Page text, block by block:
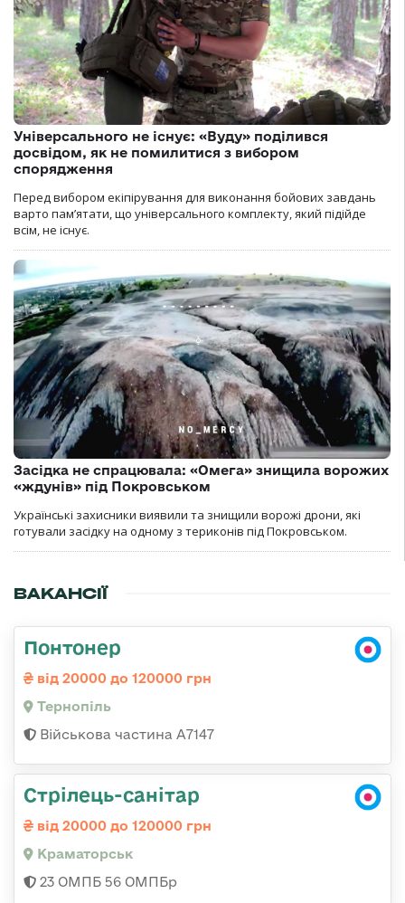
Універсального не існує: «Вуду» поділився
досвідом, як не помилитися з вибором
спорядження
Перед вибором екіпірування для виконання бойових завдань
варто пам’ятати, що універсального комплекту, який підійде
всім, не існує.
Засідка не спрацювала: «Омега» знищила ворожих
«ждунів» під Покровськом
Українські захисники виявили та знищили ворожі дрони, які
готували засідку на одному з териконів під Покровськом.
ВАКАНСІЇ
Понтонер
від 20000 до 120000 грн
Тернопіль
Військова частина А7147
Стрілець-санітар
від 20000 до 120000 грн
Краматорськ
23 ОМПБ 56 ОМПБр